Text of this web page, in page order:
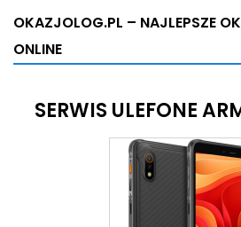
OKAZJOLOG.PL – NAJLEPSZE
ONLINE
SERWIS ULEFONE